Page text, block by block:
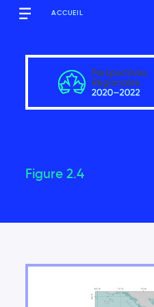
ACCUEIL
Figure 2.4
Introduction